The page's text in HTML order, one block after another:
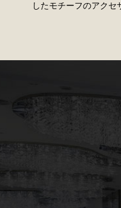
したモチーフのアクセ